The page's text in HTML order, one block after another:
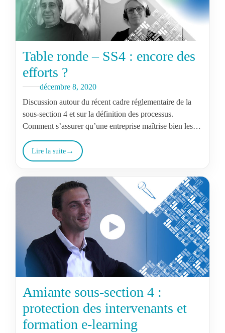
Table ronde – SS4 : encore des
efforts ?
décembre 8, 2020
Discussion autour du récent cadre réglementaire de la
sous-section 4 et sur la définition des processus.
Comment s’assurer qu’une entreprise maîtrise bien les
Lire la suite
Amiante sous-section 4 :
protection des intervenants et
formation e-learning